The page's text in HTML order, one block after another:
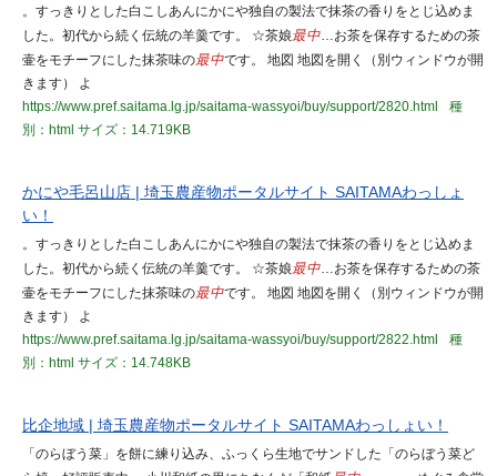
。すっきりとした白こしあんにかにや独自の製法で抹茶の香りをとじ込めま
した。初代から続く伝統の羊羹です。 ☆茶娘最中…お茶を保存するための茶
壷をモチーフにした抹茶味の最中です。 地図 地図を開く（別ウィンドウが開
きます） よ
https://www.pref.saitama.lg.jp/saitama-wassyoi/buy/support/2820.html
種
別：html サイズ：14.719KB
かにや毛呂山店 | 埼玉農産物ポータルサイト SAITAMAわっしょ
い！
。すっきりとした白こしあんにかにや独自の製法で抹茶の香りをとじ込めま
した。初代から続く伝統の羊羹です。 ☆茶娘最中…お茶を保存するための茶
壷をモチーフにした抹茶味の最中です。 地図 地図を開く（別ウィンドウが開
きます） よ
https://www.pref.saitama.lg.jp/saitama-wassyoi/buy/support/2822.html
種
別：html サイズ：14.748KB
比企地域 | 埼玉農産物ポータルサイト SAITAMAわっしょい！
「のらぼう菜」を餅に練り込み、ふっくら生地でサンドした「のらぼう菜ど